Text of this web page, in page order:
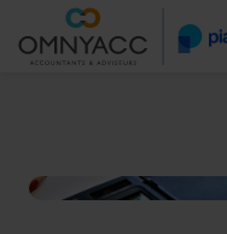
Vestigingen